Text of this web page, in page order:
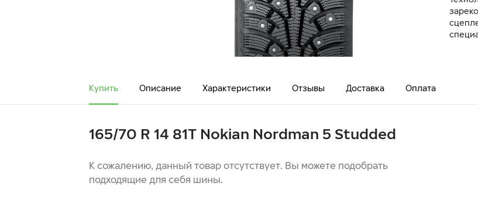
Купить Описание Характеристики Отзывы Доставка Оплата
165/70 R 14 81T Nokian Nordman 5 Studded
К сожалению, данный товар отсутствует. Вы можете подобрать
подходящие для себя шины.